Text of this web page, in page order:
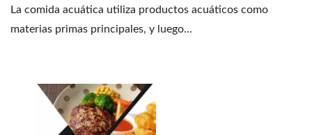
La comida acuática utiliza productos acuáticos como
materias primas principales, y luego...